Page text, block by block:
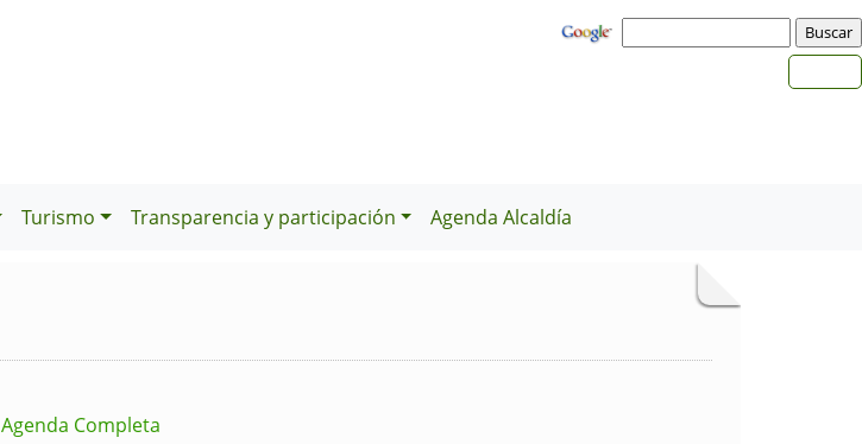
Turismo Transparencia y participación Agenda Alcaldía
Agenda Completa